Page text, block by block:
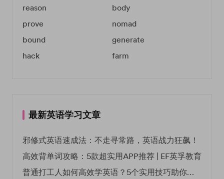
reason
body
prove
nomad
bound
generate
hack
farm
最新英语学习文章
邪修式英语速成法：不走寻常路，英语战力狂飙！
高效背单词攻略：5款超实用APP推荐 | EF英孚教育
普通打工人如何高效学英语？5个实用技巧助你突破职场瓶颈